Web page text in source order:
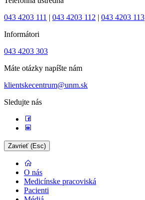
043 4203 111 | 043 4203 112 | 043 4203 113
Informátori
043 4203 303
Máte otázky napíšte nám
klientskecentrum@unm.sk
Sledujte nás
Zavrieť (Esc)
O nás
Medicínske pracoviská
Pacienti